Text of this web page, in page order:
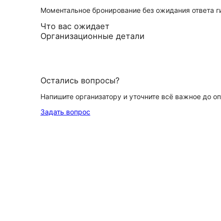
Моментальное бронирование без ожидания ответа
Что вас ожидает
Организационные детали
Остались вопросы?
Напишите организатору и уточните всё важное до
Задать вопрос